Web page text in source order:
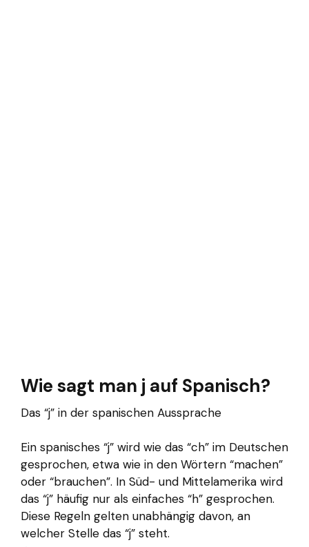
Wie sagt man j auf Spanisch?
Das “j” in der spanischen Aussprache
Ein spanisches “j” wird wie das “ch” im Deutschen
gesprochen, etwa wie in den Wörtern “machen”
oder “brauchen”. In Süd- und Mittelamerika wird
das “j” häufig nur als einfaches “h” gesprochen.
Diese Regeln gelten unabhängig davon, an
welcher Stelle das “j” steht.